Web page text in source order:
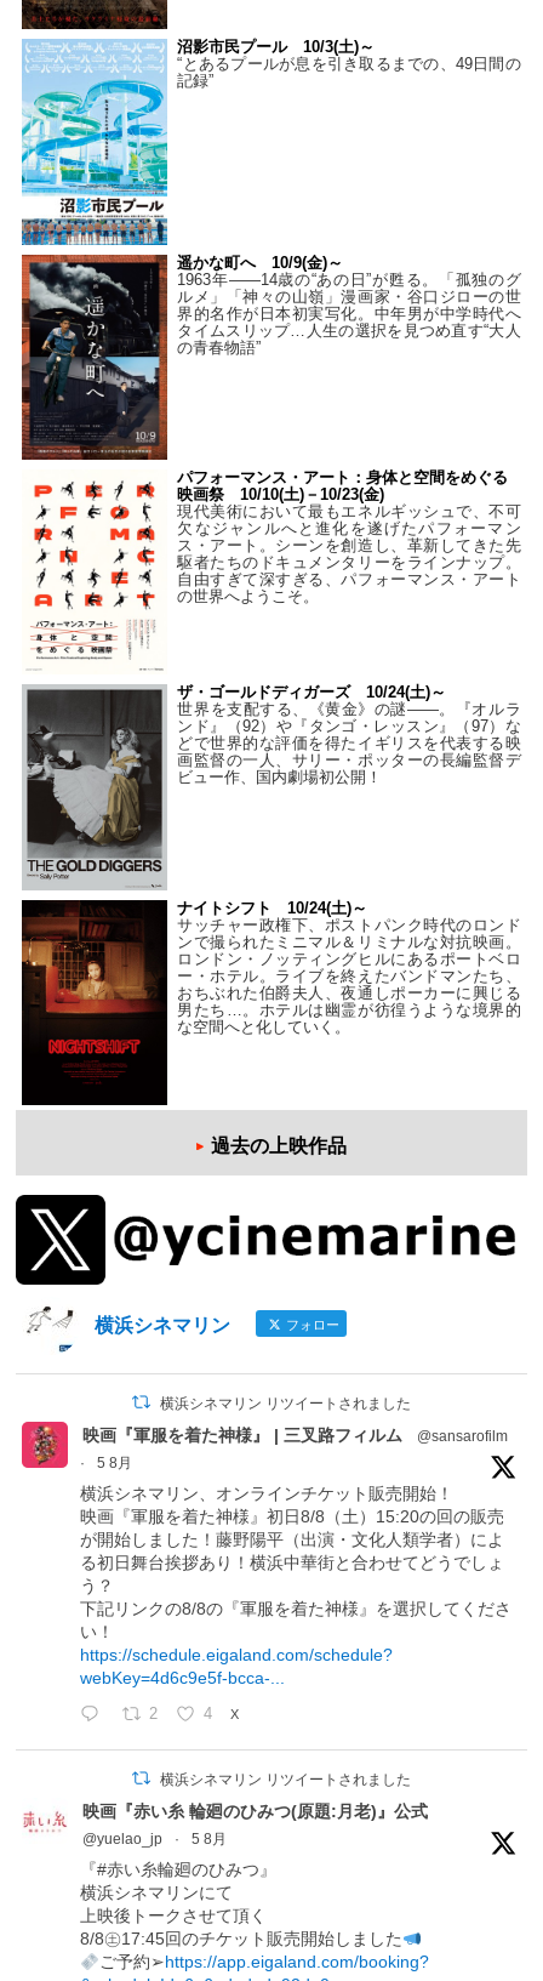
沼影市民プール 10/3(土)～
“とあるプールが息を引き取るまでの、49日間の
記録”
遥かな町へ 10/9(金)～
1963年――14歳の“あの日”が甦る。「孤独のグ
ルメ」「神々の山嶺」漫画家・谷口ジローの世
界的名作が日本初実写化。中年男が中学時代へ
タイムスリップ…人生の選択を見つめ直す“大人
の青春物語”
パフォーマンス・アート：身体と空間をめぐる
映画祭 10/10(土)－10/23(金)
現代美術において最もエネルギッシュで、不可
欠なジャンルへと進化を遂げたパフォーマン
ス・アート。シーンを創造し、革新してきた先
駆者たちのドキュメンタリーをラインナップ。
自由すぎて深すぎる、パフォーマンス・アート
の世界へようこそ。
ザ・ゴールドディガーズ 10/24(土)～
世界を支配する、《黄金》の謎――。『オルラ
ンド』（92）や『タンゴ・レッスン』（97）な
どで世界的な評価を得たイギリスを代表する映
画監督の一人、サリー・ポッターの長編監督デ
ビュー作、国内劇場初公開！
ナイトシフト 10/24(土)～
サッチャー政権下、ポストパンク時代のロンド
ンで撮られたミニマル＆リミナルな対抗映画。
ロンドン・ノッティングヒルにあるポートベロ
ー・ホテル。ライブを終えたバンドマンたち、
おちぶれた伯爵夫人、夜通しポーカーに興じる
男たち…。ホテルは幽霊が彷徨うような境界的
な空間へと化していく。
過去の上映作品
横浜シネマリン フォロー
横浜シネマリン リツイートされました
映画『軍服を着た神様』 | 三叉路フィルム
@sansarofilm
·
5 8月
横浜シネマリン、オンラインチケット販売開始！
映画『軍服を着た神様』初日8/8（土）15:20の回の販売
が開始しました！藤野陽平（出演・文化人類学者）によ
る初日舞台挨拶あり！横浜中華街と合わせてどうでしょ
う？
下記リンクの8/8の『軍服を着た神様』を選択してくださ
い！
https://schedule.eigaland.com/schedule?
webKey=4d6c9e5f-bcca-...
2 4 X
横浜シネマリン リツイートされました
映画『赤い糸 輪廻のひみつ(原題:月老)』公式
@yuelao_jp · 5 8月
『#赤い糸輪廻のひみつ』
横浜シネマリンにて
上映後トークさせて頂く
8/8㊏17:45回のチケット販売開始しました
ご予約➢https://app.eigaland.com/booking?